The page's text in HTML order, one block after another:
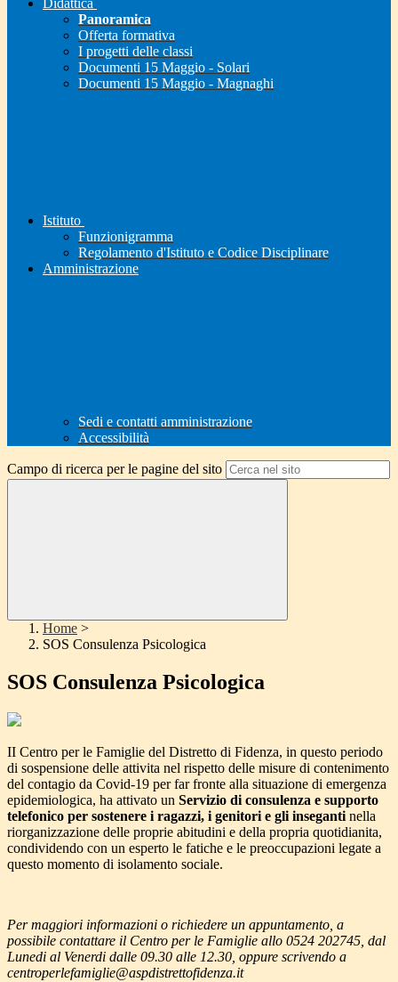
Didattica
Panoramica
Offerta formativa
I progetti delle classi
Documenti 15 Maggio - Solari
Documenti 15 Maggio - Magnaghi
Istituto
Funzionigramma
Regolamento d'Istituto e Codice Disciplinare
Amministrazione
Sedi e contatti amministrazione
Accessibilità
Campo di ricerca per le pagine del sito
Home >
SOS Consulenza Psicologica
SOS Consulenza Psicologica
II Centro per le Famiglie del Distretto di Fidenza, in questo periodo
di sospensione delle attivita nel rispetto delle misure di contenimento
del contagio da Covid-19 per far fronte alla situazione di emergenza
epidemiologica, ha attivato un Servizio di consulenza e supporto
telefonico per sostenere i ragazzi, i genitori e gli inseganti nella
riorganizzazione delle proprie abitudini e della propria quotidianita,
condividendo con un esperto le fatiche e le preoccupazioni legate a
questo momento di isolamento sociale.
Per maggiori informazioni o richiedere un appuntamento, a
possibile contattare il Centro per le Famiglie allo 0524 202745, dal
Lunedi al Venerdi dalle 09.30 alle 12.30, oppure scrivendo a
centroperlefamiglie@aspdistrettofidenza.it